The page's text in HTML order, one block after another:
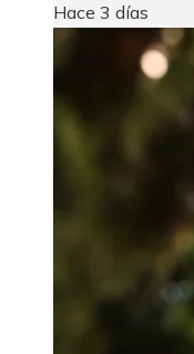
Hace 3 días